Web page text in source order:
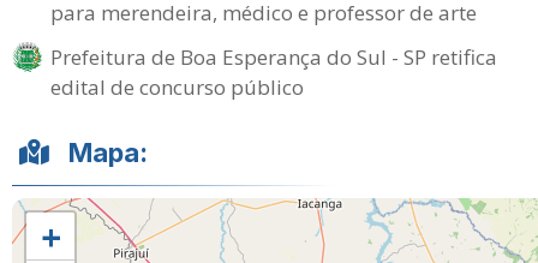
para merendeira, médico e professor de arte
Prefeitura de Boa Esperança do Sul - SP retifica
edital de concurso público
Mapa:
+